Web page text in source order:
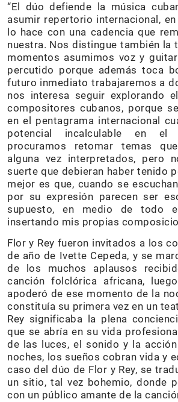
“El dúo defiende la música
asumir repertorio internacional,
lo hace con una cadencia que
nuestra. Nos distingue también la
momentos asumimos voz y
percutido porque además toca
futuro inmediato trabajaremos a
nos interesa seguir explorando
compositores cubanos, porque
en el pentagrama internacional
potencial incalculable en el
procuramos retomar temas
alguna vez interpretados, pero
suerte que debieran haber tenido
mejor es que, cuando se
por su expresión parecen ser
supuesto, en medio de todo
insertando mis propias
Flor y Rey fueron invitados a los
de año de Ivette Cepeda, y se
de los muchos aplausos
canción folclórica africana,
apoderó de ese momento de la
constituía su primera vez en un
Rey significaba la plena
que se abría en su vida
de las luces, el sonido y la
noches, los sueños cobran vida y
caso del dúo de Flor y Rey, se
un sitio, tal vez bohemio, donde
con un público amante de la